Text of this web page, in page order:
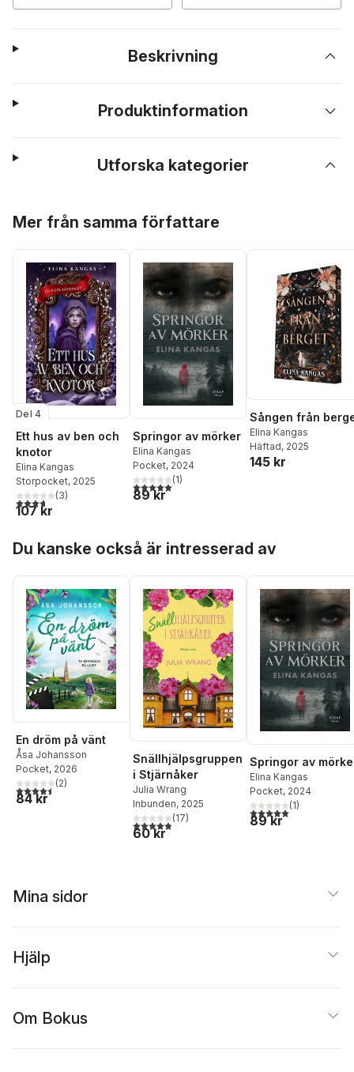
Beskrivning
Produktinformation
Utforska kategorier
Mer från samma författare
Del 4
Ett hus av ben och
knotor
Elina Kangas
Storpocket, 2025
3,7utav 5 stjärnor. Totalt antal röster:
(3)
107 kr
Springor av mörker
Elina Kangas
Pocket, 2024
5,0utav 5 stjärnor. Totalt antal röster:
(1)
89 kr
Sången från
Elina Kangas
Häftad, 2025
145 kr
Du kanske också är intresserad av
En dröm på vänt
Åsa Johansson
Pocket, 2026
4,5utav 5 stjärnor. Totalt antal röster:
(2)
84 kr
Snällhjälpsgruppen
i Stjärnåker
Julia Wrang
Inbunden, 2025
4,9utav 5 stjärnor. Totalt antal röster:
(17)
60 kr
Springor av
Elina Kangas
Pocket, 2024
5,0utav 5 stjärnor.
(1)
89 kr
Mina sidor
Hjälp
Om Bokus